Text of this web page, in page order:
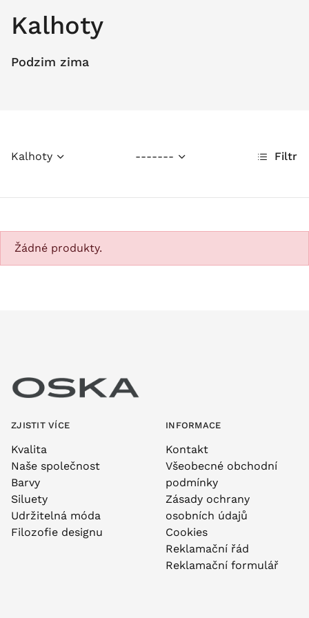
Kalhoty
Podzim zima
Kalhoty Filtr
-------
Žádné produkty.
ZJISTIT VÍCE
Kvalita
Naše společnost
Barvy
Siluety
Udržitelná móda
Filozofie designu
INFORMACE
Kontakt
Všeobecné obchodní
podmínky
Zásady ochrany
osobních údajů
Cookies
Reklamační řád
Reklamační formulář